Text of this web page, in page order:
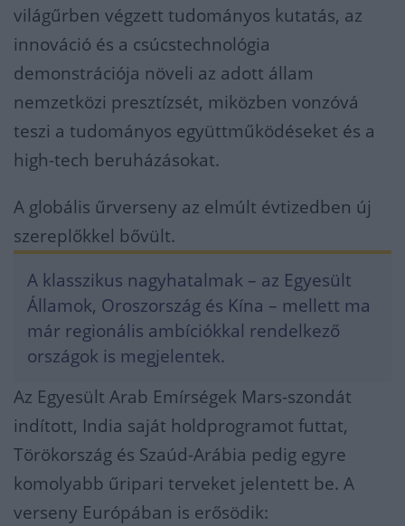
világűrben végzett tudományos kutatás, az
innováció és a csúcstechnológia
demonstrációja növeli az adott állam
nemzetközi presztízsét, miközben vonzóvá
teszi a tudományos együttműködéseket és a
high-tech beruházásokat.
A globális űrverseny az elmúlt évtizedben új
szereplőkkel bővült.
A klasszikus nagyhatalmak – az Egyesült
Államok, Oroszország és Kína – mellett ma
már regionális ambíciókkal rendelkező
országok is megjelentek.
Az Egyesült Arab Emírségek Mars-szondát
indított, India saját holdprogramot futtat,
Törökország és Szaúd-Arábia pedig egyre
komolyabb űripari terveket jelentett be. A
verseny Európában is erősödik: